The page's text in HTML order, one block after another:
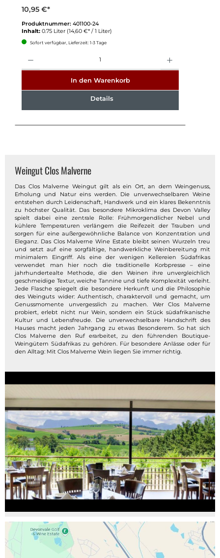
10,95 €*
Produktnummer: 401100-24
Inhalt: 0.75 Liter (14,60 €* / 1 Liter)
Sofort verfügbar, Lieferzeit: 1-3 Tage
In den Warenkorb
Details
Weingut Clos Malverne
Das Clos Malverne Weingut gilt als ein Ort, an dem Weingenuss,
Erholung und Natur eins werden. Die unverwechselbaren Weine
entstehen durch Leidenschaft, Handwerk und ein klares Bekenntnis
zu höchster Qualität. Das besondere Mikroklima des Devon Valley
spielt dabei eine zentrale Rolle: Frühmorgendlicher Nebel und
kühlere Temperaturen verlängern die Reifezeit der Trauben und
sorgen für eine außergewöhnliche Balance von Konzentration und
Eleganz. Das Clos Malverne Wine Estate bleibt seinen Wurzeln treu
und setzt auf eine sorgfältige, handwerkliche Weinbereitung mit
minimalem Eingriff. Als eine der wenigen Kellereien Südafrikas
verwendet man hier noch die traditionelle Korbpresse – eine
jahrhundertealte Methode, die den Weinen ihre unvergleichlich
geschmeidige Textur, weiche Tannine und tiefe Komplexität verleiht.
Jede Flasche spiegelt die besondere Herkunft und die Philosophie
des Weinguts wider: Authentisch, charaktervoll und gemacht, um
Genussmomente unvergesslich zu machen. Wer Clos Malverne
probiert, erlebt nicht nur Wein, sondern ein Stück südafrikanische
Kultur und Lebensfreude. Die unverwechselbare Handschrift des
Hauses macht jeden Jahrgang zu etwas Besonderem. So hat sich
Clos Malverne den Ruf erarbeitet, zu den führenden Boutique-
Weingütern Südafrikas zu gehören. Für besondere Anlässe oder für
den Alltag: Mit Clos Malverne Wein liegen Sie immer richtig.